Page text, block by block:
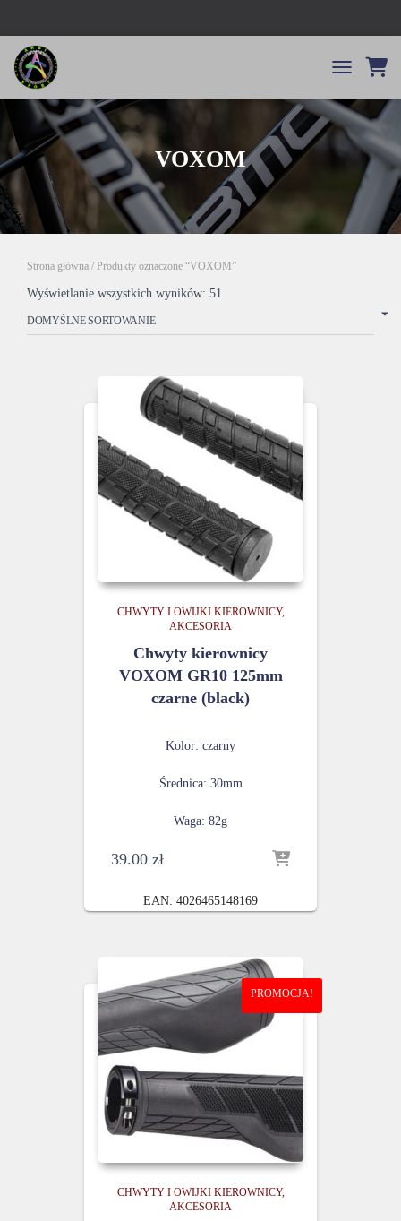
TOGGLE
VOXOM
Strona główna / Produkty oznaczone “VOXOM”
Wyświetlanie wszystkich wyników: 51
CHWYTY I OWIJKI KIEROWNICY
AKCESORIA
Chwyty kierownicy
VOXOM GR10 125mm
czarne (black)
Kolor: czarny
Średnica: 30mm
Waga: 82g
39.00 zł
EAN: 4026465148169
PROMOCJA!
CHWYTY I OWIJKI KIEROWNICY
AKCESORIA